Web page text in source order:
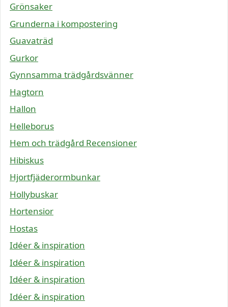
Grönsaker
Grunderna i kompostering
Guavaträd
Gurkor
Gynnsamma trädgårdsvänner
Hagtorn
Hallon
Helleborus
Hem och trädgård Recensioner
Hibiskus
Hjortfjäderormbunkar
Hollybuskar
Hortensior
Hostas
Idéer & inspiration
Idéer & inspiration
Idéer & inspiration
Idéer & inspiration